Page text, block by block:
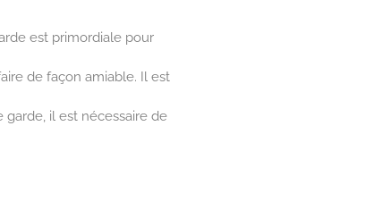
est primordiale pour
de façon amiable. Il est
garde, il est nécessaire de